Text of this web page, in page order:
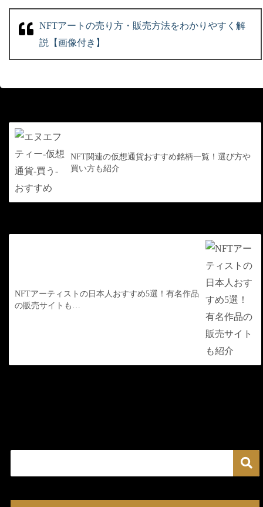
NFTアートの売り方・販売方法をわかりやすく解
説【画像付き】
NFT関連の仮想通貨おすすめ銘柄一覧！選び方や
買い方も紹介
NFTアーティストの日本人おすすめ5選！有名作品
の販売サイトも…